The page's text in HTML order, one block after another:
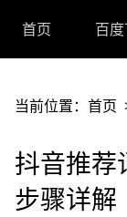
首页 百
当前位置： 首页
抖音推荐
步骤详解